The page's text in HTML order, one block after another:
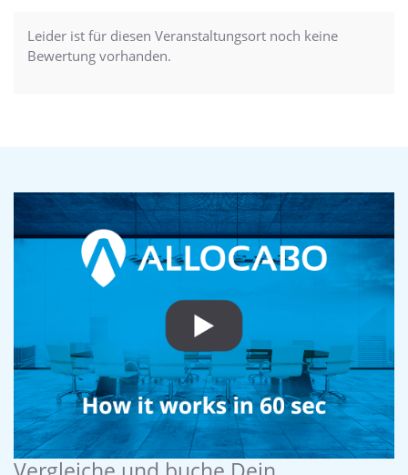
Leider ist für diesen Veranstaltungsort noch keine
Bewertung vorhanden.